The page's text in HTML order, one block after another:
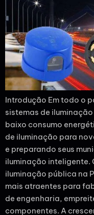
Introdução Em todo o
sistemas de
baixo consumo
de iluminação para
e preparando seus
iluminação inteligente.
iluminação pública na
mais atraentes para
de engenharia,
componentes. A